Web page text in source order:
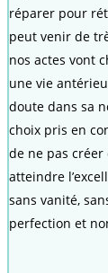
réparer pour
peut venir de
nos actes vont
une vie
doute dans sa
choix pris en
de ne pas
atteindre
sans vanité,
perfection et